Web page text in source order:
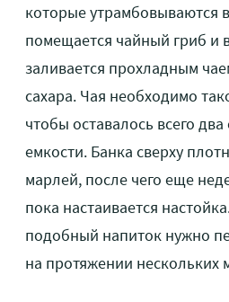
которые утрамбовываются
помещается чайный гриб и
заливается прохладным
сахара. Чая необходимо
чтобы оставалось всего
емкости. Банка сверху
марлей, после чего еще
пока настаивается
подобный напиток нужно
на протяжении нескольких